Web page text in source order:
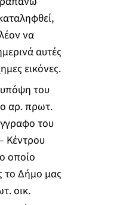
να
αυτές
εικόνες.
του
αρ. πρωτ.
του
Κέντρου
οποίο
το Δήμο μας
οικ.